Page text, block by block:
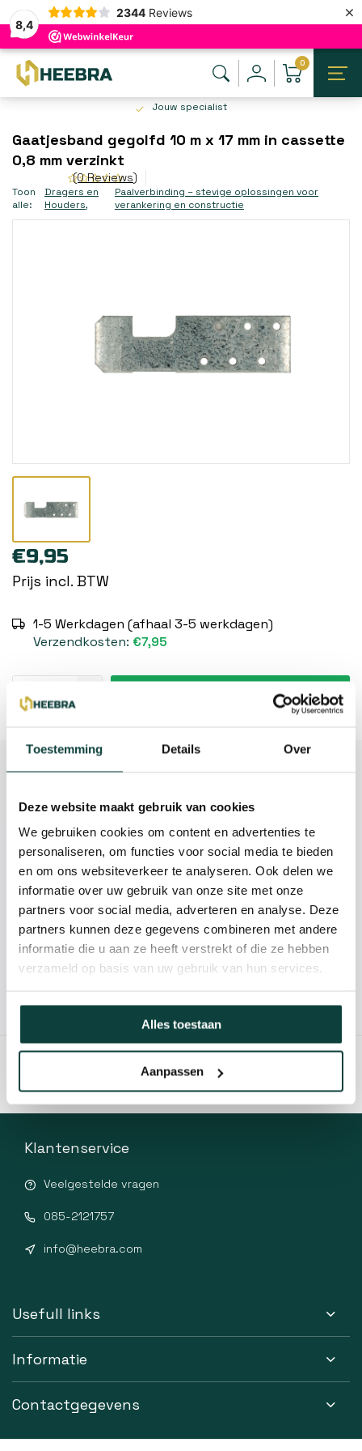
Toestemming Details Over
Deze website maakt gebruik van cookies
We gebruiken cookies om content en advertenties te
personaliseren, om functies voor social media te bieden
en om ons websiteverkeer te analyseren. Ook delen we
informatie over uw gebruik van onze site met onze
partners voor social media, adverteren en analyse. Deze
partners kunnen deze gegevens combineren met andere
informatie die u aan ze heeft verstrekt of die ze hebben
verzameld op basis van uw gebruik van hun services.
Alles toestaan
Aanpassen
8,4
2344 Reviews ×
0
Jouw specialist
Gaatjesband gegolfd 10 m x 17 mm in cassette
0,8 mm verzinkt
(0 Reviews)
Toon
alle:
Dragers en
Houders,
Paalverbinding – stevige oplossingen voor
verankering en constructie
€9,95
Prijs incl. BTW
1-5 Werkdagen (afhaal 3-5 werkdagen)
Verzendkosten: €7,95
Toevoegen aan winkelwagen
Reviews
Kunnen we je helpen?
085-2121757
info@heebra.com
Klantenservice
Veelgestelde vragen
085-2121757
info@heebra.com
Usefull links
Informatie
Contactgegevens